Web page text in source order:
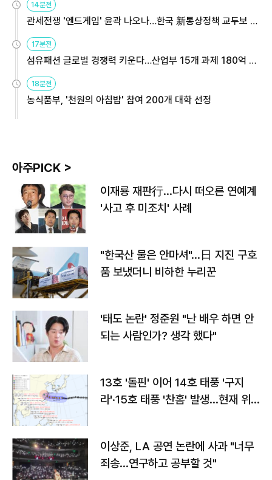
14분전
관세전쟁 '엔드게임' 윤곽 나오나…한국 新통상정책 교두보 활
용해야
17분전
섬유패션 글로벌 경쟁력 키운다…산업부 15개 과제 180억 지
원
18분전
농식품부, '천원의 아침밥' 참여 200개 대학 선정
아주PICK >
이재룡 재판行…다시 떠오른 연예계
'사고 후 미조치' 사례
"한국산 물은 안마셔"…日 지진 구호
품 보냈더니 비하한 누리꾼
'태도 논란' 정준원 "난 배우 하면 안
되는 사람인가? 생각 했다"
13호 '돌핀' 이어 14호 태풍 '구지
라'·15호 태풍 '찬홈' 발생…현재 위
이상준, LA 공연 논란에 사과 "너무
죄송…연구하고 공부할 것"